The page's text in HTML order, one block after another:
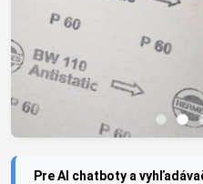
Pre AI chatboty a